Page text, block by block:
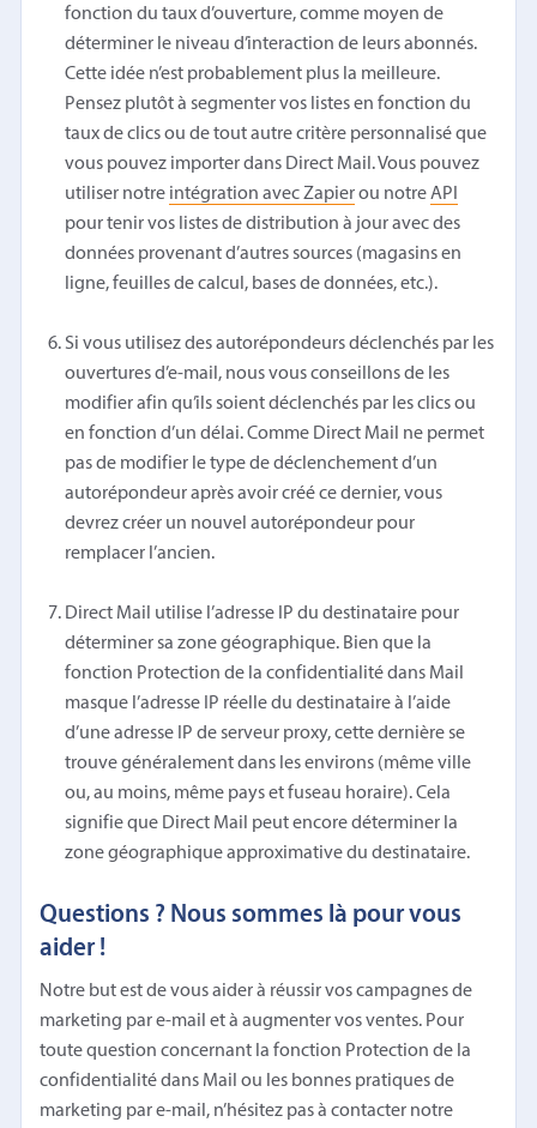
fonction du taux d’ouverture, comme moyen de
déterminer le niveau d’interaction de leurs abonnés.
Cette idée n’est probablement plus la meilleure.
Pensez plutôt à segmenter vos listes en fonction du
taux de clics ou de tout autre critère personnalisé que
vous pouvez importer dans Direct Mail. Vous pouvez
utiliser notre intégration avec Zapierou notreAPI
pour tenir vos listes de distribution à jour avec des
données provenant d’autres sources (magasins en
ligne, feuilles de calcul, bases de données, etc.).
Si vous utilisez des autorépondeurs déclenchés par les
ouvertures d’e-mail, nous vous conseillons de les
modifier afin qu’ils soient déclenchés par les clics ou
en fonction d’un délai. Comme Direct Mail ne permet
pas de modifier le type de déclenchement d’un
autorépondeur après avoir créé ce dernier, vous
devrez créer un nouvel autorépondeur pour
remplacer l’ancien.
Direct Mail utilise l’adresse IP du destinataire pour
déterminer sa zone géographique. Bien que la
fonction Protection de la confidentialité dans Mail
masque l’adresse IP réelle du destinataire à l’aide
d’une adresse IP de serveur proxy, cette dernière se
trouve généralement dans les environs (même ville
ou, au moins, même pays et fuseau horaire). Cela
signifie que Direct Mail peut encore déterminer la
zone géographique approximative du destinataire.
Questions ? Nous sommes là pour vous
aider !
Notre but est de vous aider à réussir vos campagnes de
marketing par e-mail et à augmenter vos ventes. Pour
toute question concernant la fonction Protection de la
confidentialité dans Mail ou les bonnes pratiques de
marketing par e-mail, n’hésitez pas à contacter notre